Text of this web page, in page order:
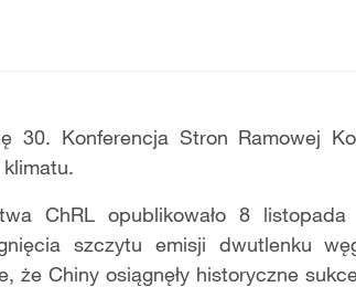
30. Konferencja Stron Ramowej
ChRL opublikowało 8
szczytu emisji dwutlenku
że Chiny osiągnęły historyczne